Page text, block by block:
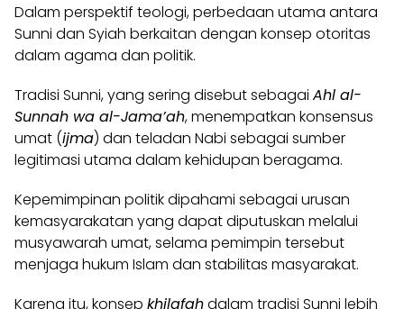
Dalam perspektif teologi, perbedaan utama antara
Sunni dan Syiah berkaitan dengan konsep otoritas
dalam agama dan politik.
Tradisi Sunni, yang sering disebut sebagai Ahl al-
Sunnah wa al-Jama’ah, menempatkan konsensus
umat (ijma) dan teladan Nabi sebagai sumber
legitimasi utama dalam kehidupan beragama.
Kepemimpinan politik dipahami sebagai urusan
kemasyarakatan yang dapat diputuskan melalui
musyawarah umat, selama pemimpin tersebut
menjaga hukum Islam dan stabilitas masyarakat.
Karena itu, konsep khilafahdalam tradisi Sunni lebih